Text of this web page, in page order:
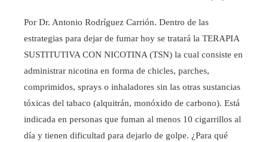
Por Dr. Antonio Rodríguez Carrión. Dentro de las
estrategias para dejar de fumar hoy se tratará la TERAPIA
SUSTITUTIVA CON NICOTINA (TSN) la cual consiste en
administrar nicotina en forma de chicles, parches,
comprimidos, sprays o inhaladores sin las otras sustancias
tóxicas del tabaco (alquitrán, monóxido de carbono). Está
indicada en personas que fuman al menos 10 cigarrillos al
día y tienen dificultad para dejarlo de golpe. ¿Para qué